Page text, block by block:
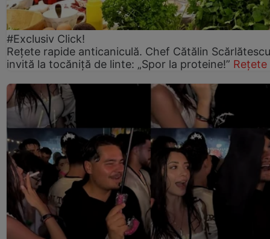
#Exclusiv Click!
Rețete rapide anticaniculă. Chef Cătălin
invită la tocăniță de linte: „Spor la proteine!” Rețete